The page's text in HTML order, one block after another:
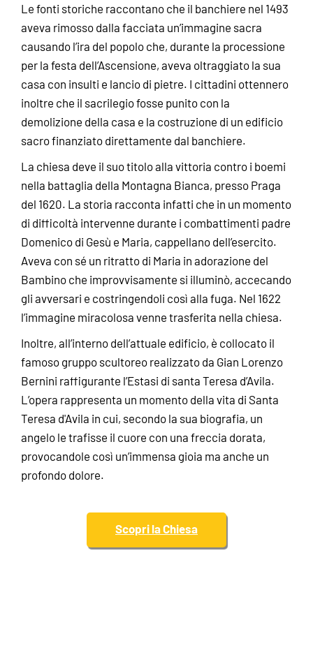
Le fonti storiche raccontano che il banchiere nel 1493
aveva rimosso dalla facciata un’immagine sacra
causando l’ira del popolo che, durante la processione
per la festa dell’Ascensione, aveva oltraggiato la sua
casa con insulti e lancio di pietre. I cittadini ottennero
inoltre che il sacrilegio fosse punito con la
demolizione della casa e la costruzione di un edificio
sacro finanziato direttamente dal banchiere.
La chiesa deve il suo titolo alla vittoria contro i boemi
nella battaglia della Montagna Bianca, presso Praga
del 1620. La storia racconta infatti che in un momento
di difficoltà intervenne durante i combattimenti padre
Domenico di Gesù e Maria, cappellano dell’esercito.
Aveva con sé un ritratto di Maria in adorazione del
Bambino che improvvisamente si illuminò, accecando
gli avversari e costringendoli così alla fuga. Nel 1622
l’immagine miracolosa venne trasferita nella chiesa.
Inoltre, all’interno dell’attuale edificio, è collocato il
famoso gruppo scultoreo realizzato da Gian Lorenzo
Bernini raffigurante l’Estasi di santa Teresa d’Avila.
L’opera rappresenta un momento della vita di Santa
Teresa d'Avila in cui, secondo la sua biografia, un
angelo le trafisse il cuore con una freccia dorata,
provocandole così un’immensa gioia ma anche un
profondo dolore.
Scopri la Chiesa